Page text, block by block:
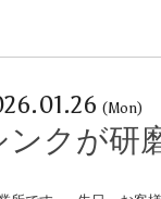
(Mon)
ンクが研
名古屋リフォ
Copyright ©